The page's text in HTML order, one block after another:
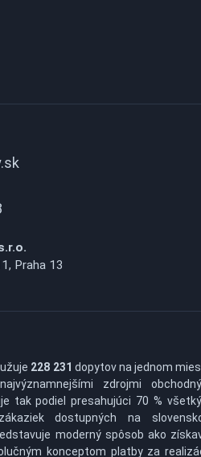
Praha 13
228 231 dopytov na jednom
zdrojmi
tak podiel presahujúci 70 %
dostupných na
moderný spôsob ako
konceptom platby za